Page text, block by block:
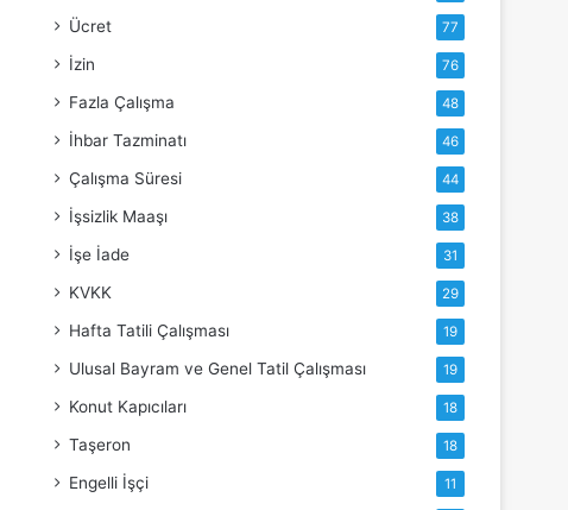
Ücret 77
İzin 76
Fazla Çalışma 48
İhbar Tazminatı 46
Çalışma Süresi 44
İşsizlik Maaşı 38
İşe İade 31
KVKK 29
Hafta Tatili Çalışması 19
Ulusal Bayram ve Genel Tatil Çalışması 19
Konut Kapıcıları 18
Taşeron 18
Engelli İşçi 11